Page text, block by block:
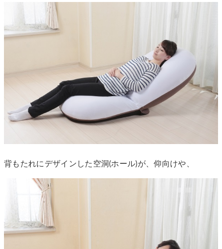
背もたれにデザインした空洞(ホール)が、仰向けや、